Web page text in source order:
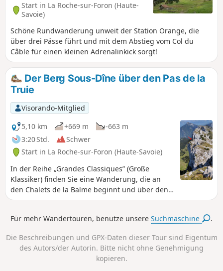
Start in La Roche-sur-Foron (Haute-
Savoie)
Schöne Rundwanderung unweit der Station Orange, die
über drei Pässe führt und mit dem Abstieg vom Col du
Câble für einen kleinen Adrenalinkick sorgt!
Der Berg Sous-Dîne über den Pas de la
Truie
Visorando-Mitglied
5,10 km
+669 m
-663 m
3:20 Std.
Schwer
Start in La Roche-sur-Foron (Haute-Savoie)
In der Reihe „Grandes Classiques” (Große
Klassiker) finden Sie eine Wanderung, die an
den Chalets de la Balme beginnt und über den
Pas de la Truie, einen Weg entlang der
über den Gipfelgrat der Soudine-Kette (oder
Montagne de Sous-Dîne. Rückweg über den Col
du Câble.
Für mehr Wandertouren, benutze unsereSuchmaschine .
Die Beschreibungen und GPX-Daten dieser Tour sind Eigentum
des Autors/der Autorin. Bitte nicht ohne Genehmigung
kopieren.